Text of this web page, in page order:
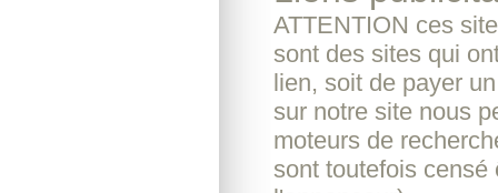
ATTENTION ces
sont des sites qui
lien, soit de payer
sur notre site nous
moteurs de
sont toutefois censé